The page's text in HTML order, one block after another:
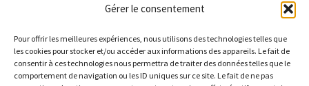
Gérer le consentement
Pour offrir les meilleures expériences, nous utilisons des technologies telles que
les cookies pour stocker et/ou accéder aux informations des appareils. Le fait de
consentir à ces technologies nous permettra de traiter des données telles que le
comportement de navigation ou les ID uniques sur ce site. Le fait de ne pas
Nos journaux